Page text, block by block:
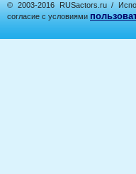
© 2003-2016 RUSactors.ru /
согласие с условиями